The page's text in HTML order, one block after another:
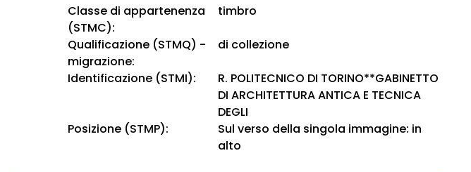
Classe di appartenenza
(STMC):
timbro
Qualificazione (STMQ) -
migrazione:
di collezione
Identificazione (STMI):
R. POLITECNICO DI TORINO**GABINETTO
DI ARCHITETTURA ANTICA E TECNICA
DEGLI
Posizione (STMP):
Sul verso della singola immagine: in
alto